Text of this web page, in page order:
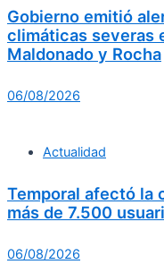
Gobierno emitió
climáticas severas
Maldonado y Rocha
06/08/2026
Actualidad
Temporal afectó la
más de 7.500
06/08/2026